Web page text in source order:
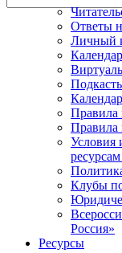
Ответы
Личный
Правила
Правила
Условия
Клубы
Россия»
Ресурсы